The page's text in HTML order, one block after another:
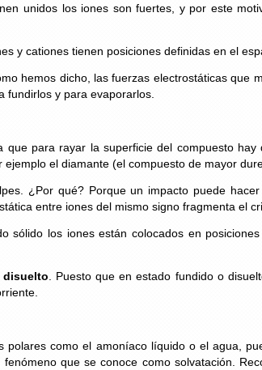
unidos los iones son fuertes, y por este
y cationes tienen posiciones definidas en el
hemos dicho, las fuerzas electrostáticas que
fundirlos y para evaporarlos.
para rayar la superficie del compuesto
el diamante (el compuesto de mayor
¿Por qué? Porque un impacto puede
entre iones del mismo signo fragmenta el
sólido los iones están colocados en
disuelto . Puesto que en estado fundido o
polares como el amoníaco líquido o el agua,
que se conoce como solvatación.